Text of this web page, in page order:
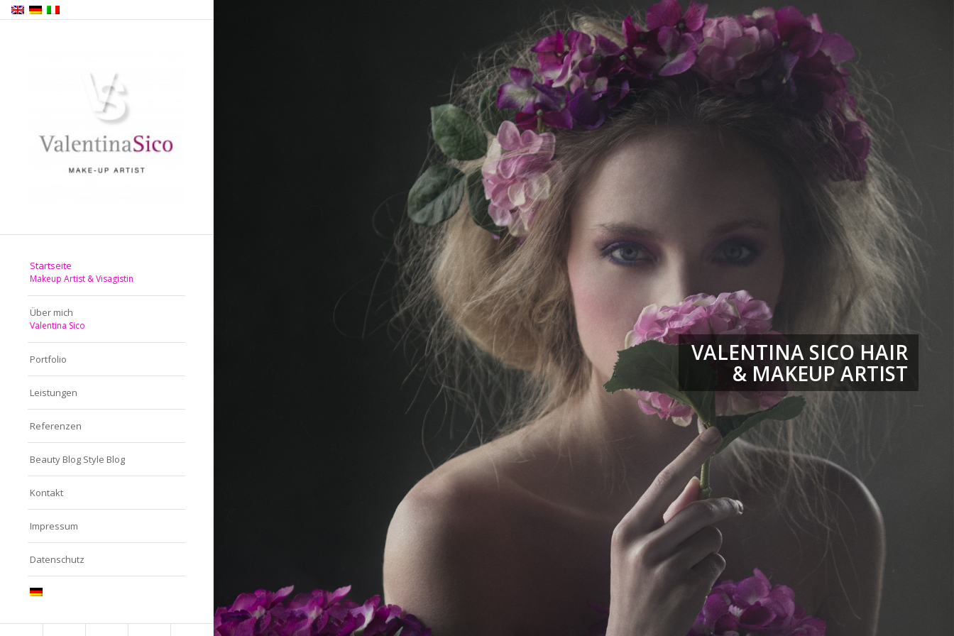
Startseite
Makeup Artist & Visagistin
Über mich
Valentina Sico
Portfolio
Leistungen
Referenzen
Beauty Blog Style Blog
Kontakt
Impressum
Datenschutz
VALENTINA SICO HAIR
& MAKEUP ARTIST